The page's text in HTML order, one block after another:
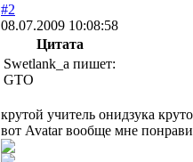
#2
08.07.2009 10:08:58
Цитата
Swetlank_a пишет:
GTO
крутой учитель онидзука
вот Avatar вообще мне